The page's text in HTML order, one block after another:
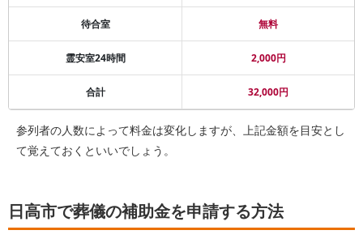
待合室 無料
霊安室24時間 2,000円
合計 32,000円
参列者の人数によって料金は変化しますが、上記金額を目安とし
て覚えておくといいでしょう。
日高市で葬儀の補助金を申請する方法